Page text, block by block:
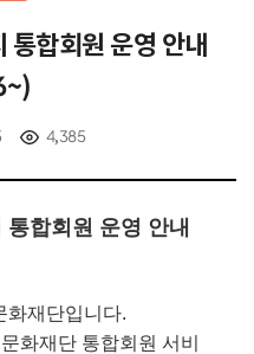
통합회원 운영 안내
4,385
합회원 운영 안내
화재단입니다.
화재단 통합회원 서비